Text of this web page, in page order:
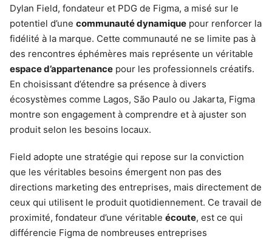
Dylan Field, fondateur et PDG de Figma, a misé sur le
potentiel d’une communauté dynamique pour renforcer la
fidélité à la marque. Cette communauté ne se limite pas à
des rencontres éphémères mais représente un véritable
espace d’appartenance pour les professionnels créatifs.
En choisissant d’étendre sa présence à divers
écosystèmes comme Lagos, São Paulo ou Jakarta, Figma
montre son engagement à comprendre et à ajuster son
produit selon les besoins locaux.
Field adopte une stratégie qui repose sur la conviction
que les véritables besoins émergent non pas des
directions marketing des entreprises, mais directement de
ceux qui utilisent le produit quotidiennement. Ce travail de
proximité, fondateur d’une véritable écoute, est ce qui
différencie Figma de nombreuses entreprises